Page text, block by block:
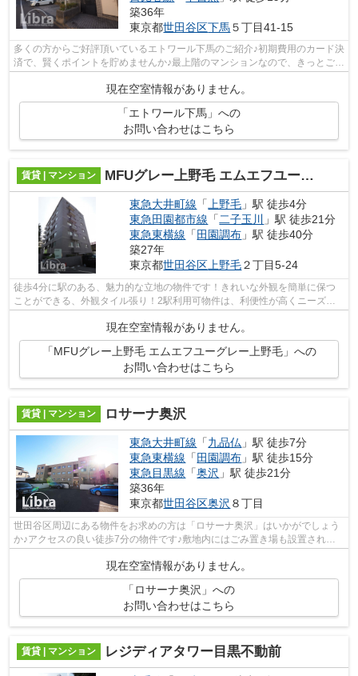
築36年
東京都世田谷区下馬５丁目41-15
多くの方からご好評頂いているエトワール下馬のご紹介♪初期費用のカード決
済で、賢くポイントを貯めませんか♪最上階のマンションなので、きっとご満
現在空室情報がありません。
「エトワール下馬」への
お問い合わせはこちら
賃貸 | マンション MFUグレー上野毛 エムエフユーグレー上野毛
東急大井町線 「上野毛 」駅 徒歩4分
東急田園都市線 「二子玉川
」駅 徒歩21分
東急東横線 「 田園調布 」駅 徒歩40分
築27年
東京都世田谷区上野毛２丁目5-24
徒歩4分に駅のある、魅力的な立地の物件です！きれいな外観を簡単に保つ
ことができる、外観タイル張り！2駅利用可物件は、利便性が高くニーズの
現在空室情報がありません。
「MFUグレー上野毛 エムエフユーグレー上野毛」への
お問い合わせはこちら
賃貸 | マンション ロサーナ奥沢
東急大井町線 「九品仏 」駅 徒歩7分
東急東横線 「 田園調布 」駅 徒歩15分
東急目黒線 「奥沢 」駅 徒歩21分
築36年
東京都世田谷区奥沢 ８丁目
世田谷区周辺にある物件をお求めの方は「ロサーナ奥沢」はいかがでしょう
か♪アクセスの良い徒歩7分の物件です♪敷地内にはごみ置き場も設置されて
います♪クレジットカードで初期費用が...
現在空室情報がありません。
「ロサーナ奥沢」への
お問い合わせはこちら
賃貸 | マンション レジディアタワー目黒不動前